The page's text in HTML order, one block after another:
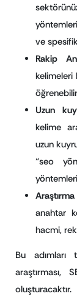
ve
Rakip
kelimeleri
Uzun
kelime
uzun
“seo
anahtar
hacmi,
Bu adımları
araştırması,